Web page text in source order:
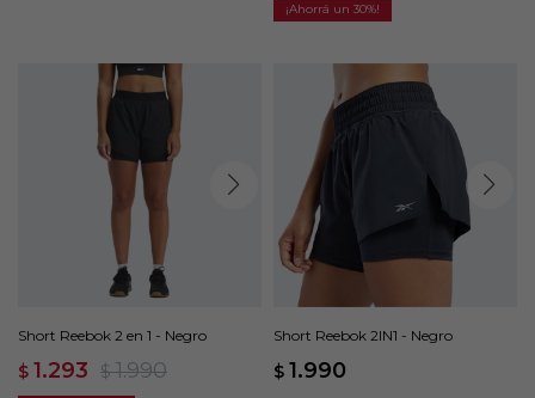
30
Short Reebok 2 en 1 - Negro
$ 1.293 $ 1.990
Short Reebok 2IN1 - Negro
$ 1.990